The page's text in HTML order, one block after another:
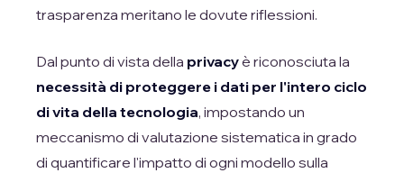
trasparenza meritano le dovute riflessioni.
Dal punto di vista della privacyè riconosciuta la
necessità di proteggere i dati per l'intero ciclo
di vita della tecnologia, impostando un
meccanismo di valutazione sistematica in grado
di quantificare l'impatto di ogni modello sulla